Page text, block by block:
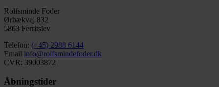
Rolfsminde Foder
Ørbækvej 832
5863 Ferritslev
Telefon: (+45) 2988 6144
Email info@rolfsmindefoder.dk
CVR: 39003872
Åbningstider